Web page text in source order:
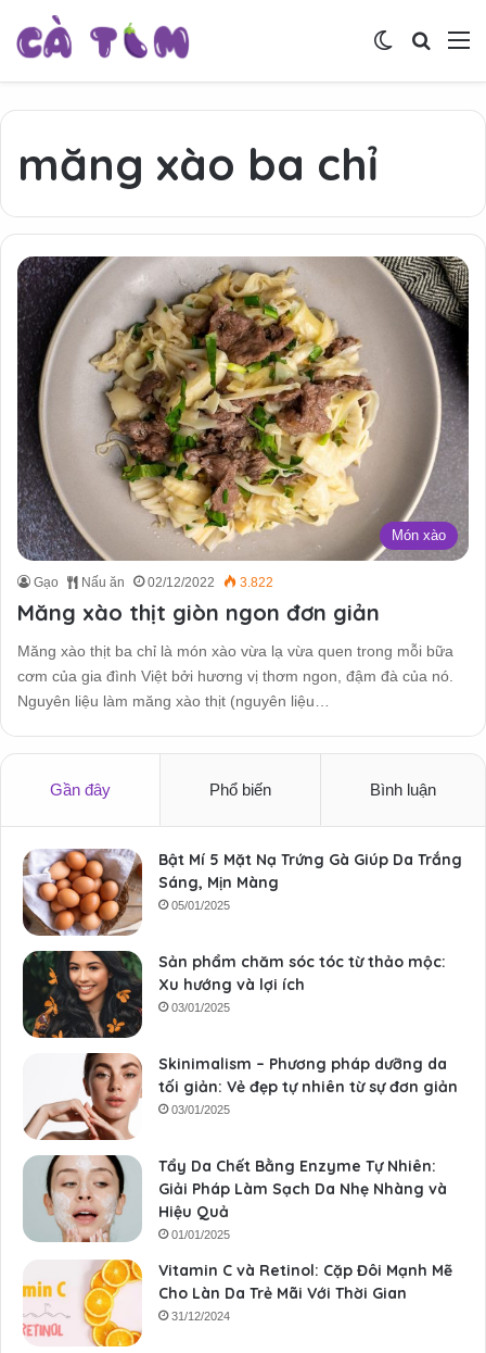
Tìm
Switch skin
măng xào ba chỉ
Món xào
Gạo Nấu ăn 02/12/2022 3.822
Măng xào thịt giòn ngon đơn giản
Măng xào thịt ba chỉ là món xào vừa lạ vừa quen trong mỗi bữa
cơm của gia đình Việt bởi hương vị thơm ngon, đậm đà của nó.
Nguyên liệu làm măng xào thịt (nguyên liệu…
Gần đây Phổ biến Bình luận
Bật Mí 5 Mặt Nạ Trứng Gà Giúp Da Trắng
Sáng, Mịn Màng
05/01/2025
Sản phẩm chăm sóc tóc từ thảo mộc:
Xu hướng và lợi ích
03/01/2025
Skinimalism – Phương pháp dưỡng da
tối giản: Vẻ đẹp tự nhiên từ sự đơn giản
03/01/2025
Tẩy Da Chết Bằng Enzyme Tự Nhiên:
Giải Pháp Làm Sạch Da Nhẹ Nhàng và
Hiệu Quả
01/01/2025
Vitamin C và Retinol: Cặp Đôi Mạnh Mẽ
Cho Làn Da Trẻ Mãi Với Thời Gian
31/12/2024